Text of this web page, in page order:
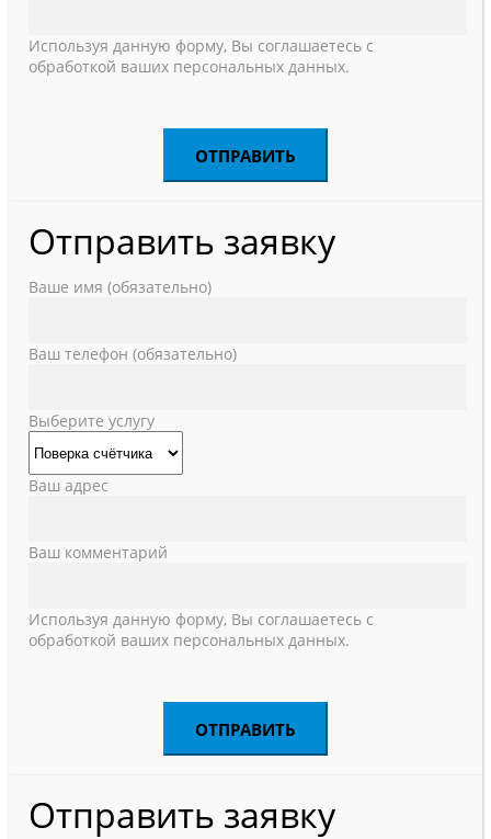
Используя данную форму, Вы соглашаетесь с
обработкой ваших персональных данных.
Отправить заявку
Ваше имя (обязательно)
Ваш телефон (обязательно)
Выберите услугу
Ваш адрес
Ваш комментарий
Используя данную форму, Вы соглашаетесь с
обработкой ваших персональных данных.
Отправить заявку